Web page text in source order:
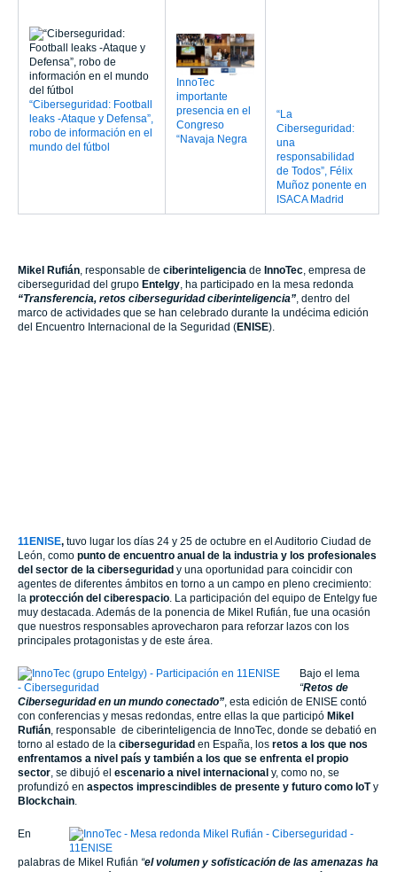
“Ciberseguridad:
Football leaks -Ataque
y Defensa”, robo de
información en el
mundo del fútbol
InnoTec
importante
presencia en
el Congreso
“Navaja
Negra
Muñoz ponente en
ISACA Madrid
InnoTec , empresa de
11ENISE,tuvo lugar los días 24 y 25 de octubre en el Auditorio Ciudad de
León, comopunto de encuentro anual de la industria y los profesionales
del sector de la ciberseguridady una oportunidad para coincidir con
agentes de diferentes ámbitos en torno a un campo en pleno crecimiento:
profundizó en aspectos imprescindibles de presente y futuro como IoT
Blockchain
En
palabras de Mikel Rufián“el volumen y sofisticación de las amenazas ha
venido incrementándose de forma exponencial durante los últimos
años, convirtiendo la misión de proteger a los clientes en una tarea
el modelo de las organizaciones empujado por los procesos de
Transformación Digital de los negocios (canales, nuevos negocios y
relación con clientes, principalmente), hace que la aproximación
tradicional de las organizaciones a la ciberseguridad no cubra las
necesidades reales de protección de los negocios”.
«Es inevitable convivir con el enemigo y, por tanto, es preciso
desplegar medidas de seguridad”
Por otro lado, Mikel ha señalado que
ciberseguridad que den respuesta a las necesidades reales
. Como es
inevitable convivir con el enemigo (las amenazas se van a materializar),
necesario desplegar medidas de ciberinteligencia que permitan a las